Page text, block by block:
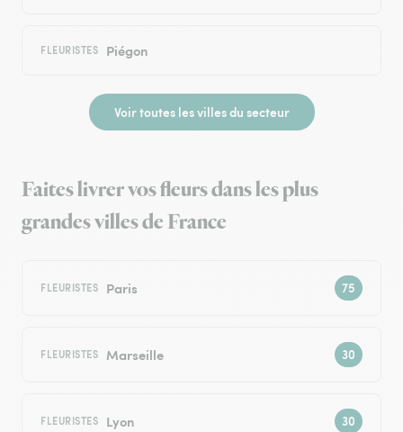
FLEURISTES Piégon
Voir toutes les villes du secteur
Faites livrer vos fleurs dans les plus
grandes villes de France
FLEURISTES Paris
FLEURISTES Marseille
FLEURISTES Lyon